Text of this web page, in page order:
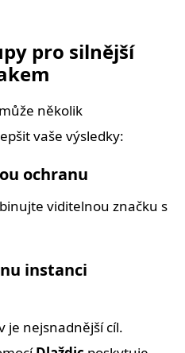
pro silnější
několik
vaše výsledky:
ochranu
viditelnou značku s
instanci
je nejsnadnější cíl.